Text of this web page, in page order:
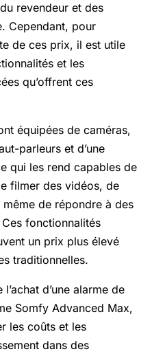
revendeur et des
Cependant, pour
de ces prix, il est utile
et les
qu’offrent ces
équipées de caméras,
parleurs et d’une
qui les rend capables de
filmer des vidéos, de
de répondre à des
fonctionnalités
un prix plus élevé
traditionnelles.
d’une alarme de
Somfy Advanced Max,
les coûts et les
dans des